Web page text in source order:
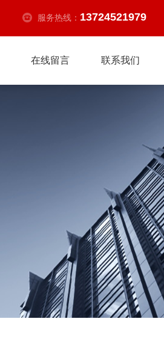
服务热线： 13724521979
在线留言 联系我们